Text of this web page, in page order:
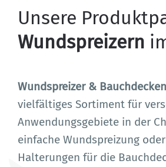
Unsere
Wundspreizern
Wundspreizer &
vielfältiges Sortiment für
Anwendungsgebiete in der
einfache Wundspreizung
Halterungen für die